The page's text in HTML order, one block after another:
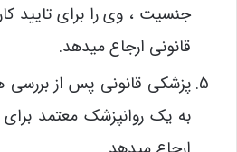
جنسیت ، وی را برای تایید
قانونی ارجاع میدهد.
پزشکی قانونی پس از بررسی
به یک روانپزشک معتمد